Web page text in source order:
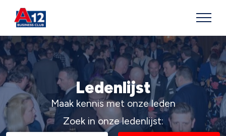
Ledenlijst
Maak kennis met onze leden
Zoek in onze ledenlijst: